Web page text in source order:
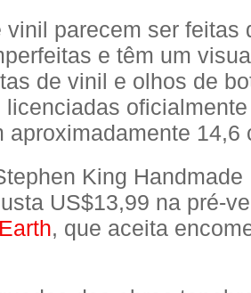
parecem ser feitas
e têm um
de vinil e olhos de
licenciadas
aproximadamente 14,6
King Handmade
US$13,99 na pré-
, que aceita